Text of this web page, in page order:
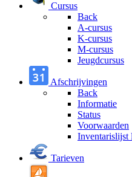
Cursus
Back
A-cursus
K-cursus
M-cursus
Jeugdcursus
Afschrijvingen
Back
Informatie
Status
Voorwaarden
Inventarislijst
Tarieven